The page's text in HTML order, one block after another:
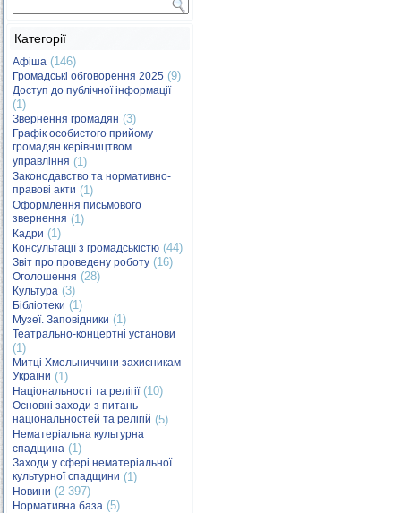
Категорії
Афіша (146)
Громадські обговорення 2025 (9)
Доступ до публічної інформації
(1)
Звернення громадян (3)
Графік особистого прийому
громадян керівництвом
управління (1)
Законодавство та нормативно-
правові акти (1)
Оформлення письмового
звернення (1)
Кадри (1)
Консультації з громадськістю (44)
Звіт про проведену роботу (16)
Оголошення (28)
Культура (3)
Бібліотеки (1)
Музеї. Заповідники (1)
Театрально-концертні установи
(1)
Митці Хмельниччини захисникам
України (1)
Національності та релігії(10)
Основні заходи з питань
національностей та релігій (5)
Нематеріальна культурна
спадщина (1)
Заходи у сфері нематеріальної
культурної спадщини (1)
Новини (2 397)
Нормативна база (5)